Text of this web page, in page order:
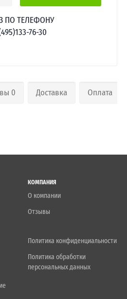
ПО ТЕЛЕФОНУ
76-30
0 Доставка Оплата
КОМПАНИЯ
О компании
Отзывы
Политика конфиденциальности
Политика обработки
персональных данных